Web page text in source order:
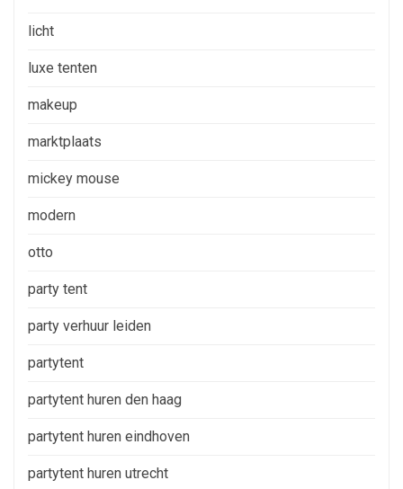
licht
luxe tenten
makeup
marktplaats
mickey mouse
modern
otto
party tent
party verhuur leiden
partytent
partytent huren den haag
partytent huren eindhoven
partytent huren utrecht